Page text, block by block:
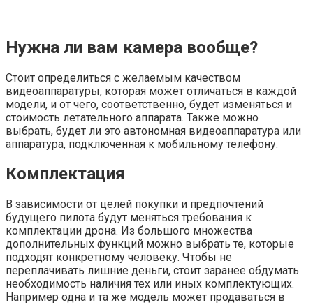
Нужна ли вам камера вообще?
Стоит определиться с желаемым качеством
видеоаппаратуры, которая может отличаться в каждой
модели, и от чего, соответственно, будет изменяться и
стоимость летательного аппарата. Также можно
выбрать, будет ли это автономная видеоаппаратура или
аппаратура, подключенная к мобильному телефону.
Комплектация
В зависимости от целей покупки и предпочтений
будущего пилота будут меняться требования к
комплектации дрона. Из большого множества
дополнительных функций можно выбрать те, которые
подходят конкретному человеку. Чтобы не
переплачивать лишние деньги, стоит заранее обдумать
необходимость наличия тех или иных комплектующих.
Например одна и та же модель может продаваться в